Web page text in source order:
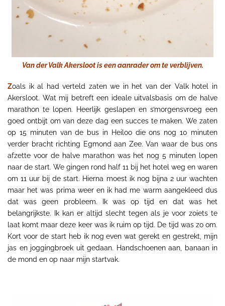
Van der Valk Akersloot is een aanrader om te verblijven.
Zoals ik al had verteld zaten we in het van der Valk hotel in
Akersloot. Wat mij betreft een ideale uitvalsbasis om de halve
marathon te lopen. Heerlijk geslapen en s’morgensvroeg een
goed ontbijt om van deze dag een succes te maken. We zaten
op 15 minuten van de bus in Heiloo die ons nog 10 minuten
verder bracht richting Egmond aan Zee. Van waar de bus ons
afzette voor de halve marathon was het nog 5 minuten lopen
naar de start. We gingen rond half 11 bij het hotel weg en waren
om 11 uur bij de start. Hierna moest ik nog bijna 2 uur wachten
maar het was prima weer en ik had me warm aangekleed dus
dat was geen probleem. Ik was op tijd en dat was het
belangrijkste. Ik kan er altijd slecht tegen als je voor zoiets te
laat komt maar deze keer was ik ruim op tijd. De tijd was zo om.
Kort voor de start heb ik nog even wat gerekt en gestrekt, mijn
jas en joggingbroek uit gedaan. Handschoenen aan, banaan in
de mond en op naar mijn startvak.